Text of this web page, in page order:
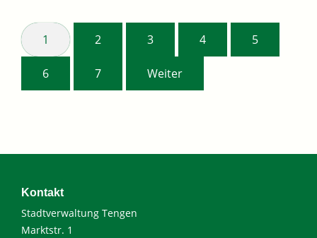
1 2 3 4 5
6 7 Weiter
Kontakt
Stadtverwaltung Tengen
Marktstr. 1